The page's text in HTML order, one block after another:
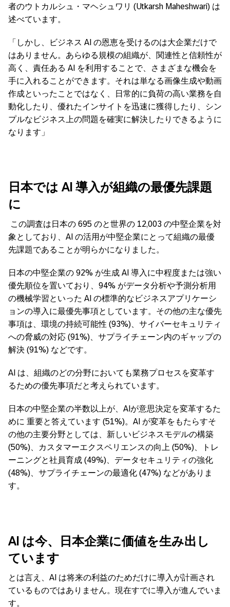
者のウトカルシュ・マヘシュワリ (Utkarsh Maheshwari) は
述べています。
「しかし、ビジネス AI の恩恵を受けるのは大企業だけで
はありません。あらゆる規模の組織が、関連性と信頼性が
高く、責任ある AI を利用することで、さまざまな機会を
手に入れることができます。それは単なる画像生成や動画
作成といったことではなく、日常的に負荷の高い業務を自
動化したり、優れたインサイトを迅速に獲得したり、シン
プルなビジネス上の問題を確実に解決したりできるように
なります」
日本では AI 導入が組織の最優先課題
に
この調査は日本の 695 のと世界の 12,003 の中堅企業を対
象としており、AI の活用が中堅企業にとって組織の最優
先課題であることが明らかになりました。
日本の中堅企業の 92% が生成 AI 導入に中程度または強い
優先順位を置いており、94% がデータ分析や予測分析用
の機械学習といった AI の標準的なビジネスアプリケーシ
ョンの導入に最優先事項としています。その他の主な優先
事項は、環境の持続可能性 (93%)、サイバーセキュリティ
への脅威の対応 (91%)、サプライチェーン内のギャップの
解決 (91%) などです。
AI は、組織のどの分野においても業務プロセスを変革す
るための優先事項だと考えられています。
日本の中堅企業の半数以上が、AIが意思決定を変革するた
めに 重要と答えています (51%)。AI が変革をもたらすそ
の他の主要分野としては、新しいビジネスモデルの構築
(50%)、カスタマーエクスペリエンスの向上 (50%)、トレ
ーニングと社員育成 (49%)、データセキュリティの強化
(48%)、サプライチェーンの最適化 (47%) などがありま
す。
AI は今、日本企業に価値を生み出し
ています
とは言え、AI は将来の利益のためだけに導入が計画され
ているものではありません。現在すでに導入が進んでいま
す。